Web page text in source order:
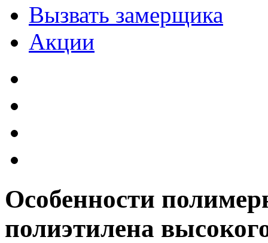
Вызвать замерщика
Акции
Особенности
полиэтилена